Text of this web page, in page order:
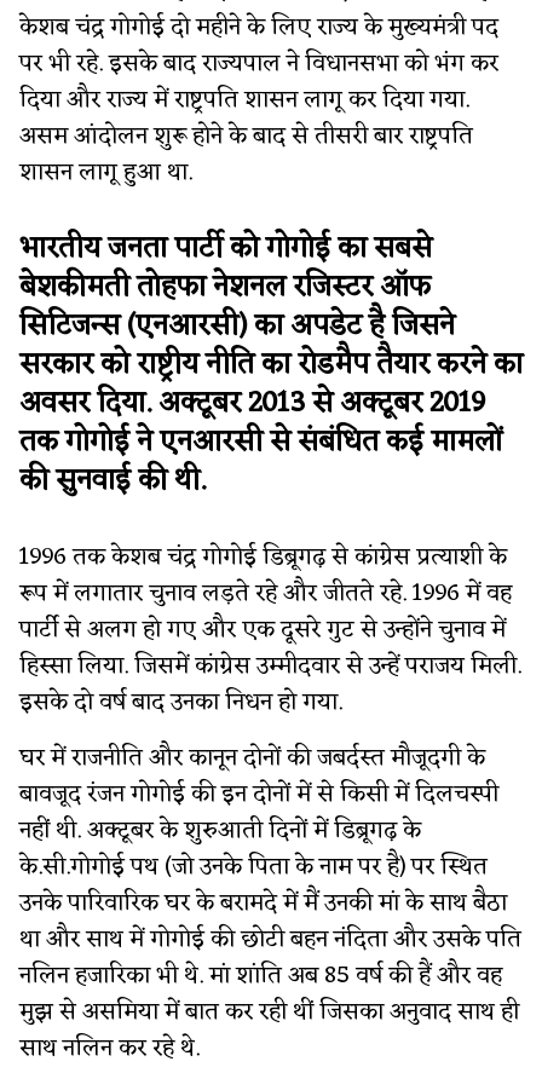
केशब चंद्र गोगोई दो महीने के लिए राज्य के मुख्यमंत्री पद
पर भी रहे. इसके बाद राज्यपाल ने विधानसभा को भंग कर
दिया और राज्य में राष्ट्रपति शासन लागू कर दिया गया.
असम आंदोलन शुरू होने के बाद से तीसरी बार राष्ट्रपति
शासन लागू हुआ था.
भारतीय जनता पार्टी को गोगोई का सबसे
बेशकीमती तोहफा नेशनल रजिस्टर ऑफ
सिटिजन्स (एनआरसी) का अपडेट है जिसने
सरकार को राष्ट्रीय नीति का रोडमैप तैयार करने का
अवसर दिया. अक्टूबर 2013 से अक्टूबर 2019
तक गोगोई ने एनआरसी से संबंधित कई मामलों
की सुनवाई की थी.
1996 तक केशब चंद्र गोगोई डिब्रूगढ़ से कांग्रेस प्रत्याशी के
रूप में लगातार चुनाव लड़ते रहे और जीतते रहे. 1996 में वह
पार्टी से अलग हो गए और एक दूसरे गुट से उन्होंने चुनाव में
हिस्सा लिया. जिसमें कांग्रेस उम्मीदवार से उन्हें पराजय मिली.
इसके दो वर्ष बाद उनका निधन हो गया.
घर में राजनीति और कानून दोनों की जबर्दस्त मौजूदगी के
बावजूद रंजन गोगोई की इन दोनों में से किसी में दिलचस्पी
नहीं थी. अक्टूबर के शुरुआती दिनों में डिब्रूगढ़ के
के.सी.गोगोई पथ (जो उनके पिता के नाम पर है) पर स्थित
उनके पारिवारिक घर के बरामदे में मैं उनकी मां के साथ बैठा
था और साथ में गोगोई की छोटी बहन नंदिता और उसके पति
नलिन हजारिका भी थे. मां शांति अब 85 वर्ष की हैं और वह
मुझ से असमिया में बात कर रही थीं जिसका अनुवाद साथ ही
साथ नलिन कर रहे थे.